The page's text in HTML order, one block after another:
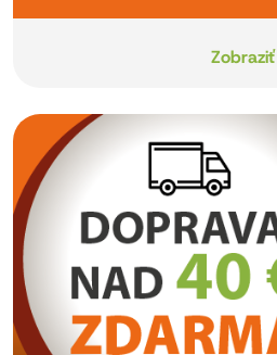
Zobraziť